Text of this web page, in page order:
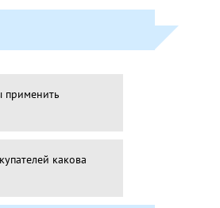
применить
какова